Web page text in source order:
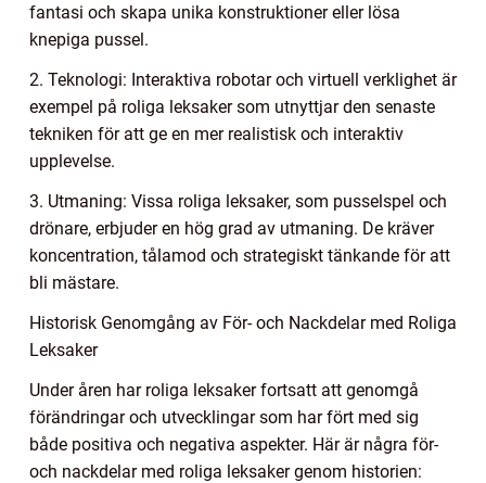
fantasi och skapa unika konstruktioner eller lösa
knepiga pussel.
2. Teknologi: Interaktiva robotar och virtuell verklighet är
exempel på roliga leksaker som utnyttjar den senaste
tekniken för att ge en mer realistisk och interaktiv
upplevelse.
3. Utmaning: Vissa roliga leksaker, som pusselspel och
drönare, erbjuder en hög grad av utmaning. De kräver
koncentration, tålamod och strategiskt tänkande för att
bli mästare.
Historisk Genomgång av För- och Nackdelar med Roliga
Leksaker
Under åren har roliga leksaker fortsatt att genomgå
förändringar och utvecklingar som har fört med sig
både positiva och negativa aspekter. Här är några för-
och nackdelar med roliga leksaker genom historien: